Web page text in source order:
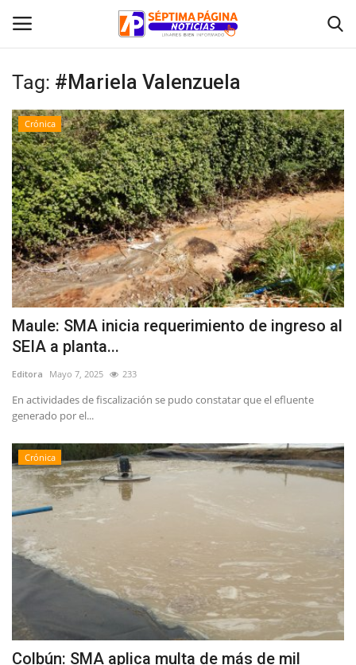
Inicio
Crónica
Policial
Tribunales
Deporte
Política
Espectáculos
Tag: #Mariela Valenzuela
Crónica
Maule: SMA inicia requerimiento de ingreso al
SEIA a planta...
Editora Mayo 7, 2025 233
En actividades de fiscalización se pudo constatar que el efluente
generado por el...
Crónica
Colbún: SMA aplica multa de más de mil